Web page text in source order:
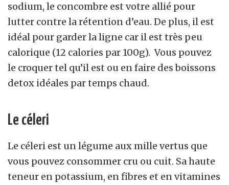
sodium, le concombre est votre allié pour
lutter contre la rétention d’eau. De plus, il est
idéal pour garder la ligne car il est très peu
calorique (12 calories par 100g). Vous pouvez
le croquer tel qu’il est ou en faire des boissons
detox idéales par temps chaud.
Le céleri
Le céleri est un légume aux mille vertus que
vous pouvez consommer cru ou cuit. Sa haute
teneur en potassium, en fibres et en vitamines